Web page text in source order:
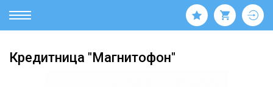
Кредитница "Магнитофон"